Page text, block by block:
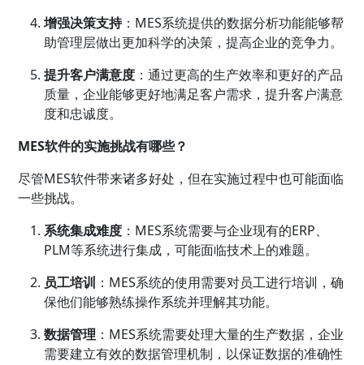
增强决策支持：MES系统提供的数据分析功能能够帮
助管理层做出更加科学的决策，提高企业的竞争力。
提升客户满意度 ：通过更高的生产效率和更好的产品
质量，企业能够更好地满足客户需求，提升客户满意
度和忠诚度。
MES软件的实施挑战有哪些？
尽管MES软件带来诸多好处，但在实施过程中也可能面临
一些挑战。
系统集成难度 ：MES系统需要与企业现有的ERP、
PLM等系统进行集成，可能面临技术上的难题。
员工培训 ：MES系统的使用需要对员工进行培训，确
保他们能够熟练操作系统并理解其功能。
数据管理 ：MES系统需要处理大量的生产数据，企业
需要建立有效的数据管理机制，以保证数据的准确性